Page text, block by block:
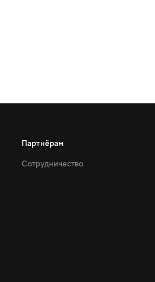
Партнёрам
Сотрудничество